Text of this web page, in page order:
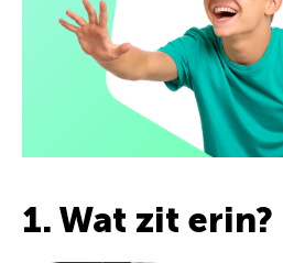
1. Wat zit erin?